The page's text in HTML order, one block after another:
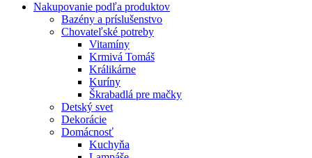
Nakupovanie podľa produktov
Bazény a príslušenstvo
Chovateľské potreby
Vitamíny
Krmivá Tomáš
Králikárne
Kuríny
Škrabadlá pre mačky
Detský svet
Dekorácie
Domácnosť
Kuchyňa